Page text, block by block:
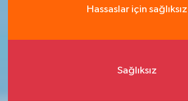
Hassaslar için sağlıksız
Sağlıksız